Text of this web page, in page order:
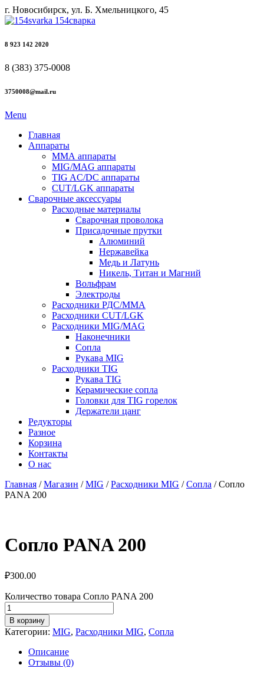
г. Новосибирск, ул. Б. Хмельницкого, 45
8 923 142 2020
8 (383) 375-0008
3750008@mail.ru
Menu
Главная
Аппараты
ММА аппараты
MIG/MAG аппараты
TIG AC/DC аппараты
CUT/LGK аппараты
Сварочные аксессуары
Расходные материалы
Сварочная проволока
Присадочные прутки
Алюминий
Нержавейка
Медь и Латунь
Никель, Титан и Магний
Вольфрам
Электроды
Расходники РДС/MMA
Расходники CUT/LGK
Расходники MIG/MAG
Наконечники
Сопла
Рукава MIG
Расходники TIG
Рукава TIG
Керамические сопла
Головки для TIG горелок
Держатели цанг
Редукторы
Разное
Корзина
Контакты
О нас
Главная /Магазин /MIG /Расходники MIG /Сопла / Сопло
PANA 200
Сопло PANA 200
₽300.00
Количество товара Сопло PANA 200
В корзину
Категории: MIG, Расходники MIG, Сопла
Описание
Отзывы (0)